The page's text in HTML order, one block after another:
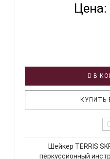
Цена:
В
КУПИТЬ
Шейкер TERRIS
перкуссионный